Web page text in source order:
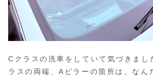
Cクラスの洗車をしていて気づきまし
ラスの両端、Aピラーの箇所は、なん